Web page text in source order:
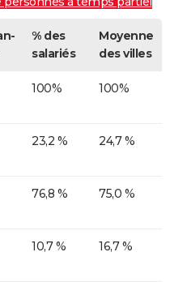
% des
salariés
Moyenne
des villes
100% 100%
23,2 % 24,7 %
76,8 % 75,0 %
10,7 % 16,7 %